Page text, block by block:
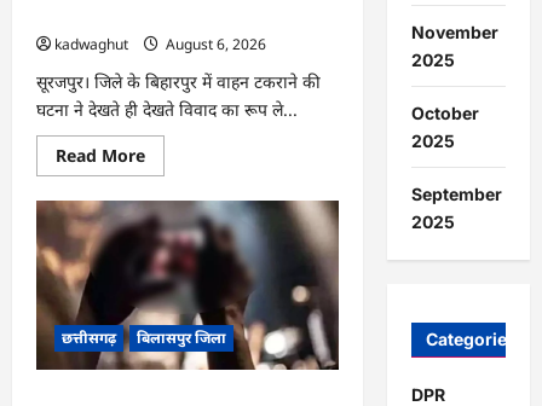
kadwaghut
August 6, 2026
सूरजपुर। जिले के बिहारपुर में वाहन टकराने की
घटना ने देखते ही देखते विवाद का रूप ले...
Read MoreRead
more
CG
:
तहसीलदार
और
ग्रामीण
के
बीच
जमकर
विवाद,
अभद्र
व्यवहार
छत्तीसगढ़ बिलासपुर जिला
November
2025
October
2025
September
2025
Categories
DPR